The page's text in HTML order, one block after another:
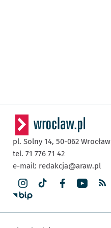
pl. Solny 14, 50-062 Wrocław
tel. 71 776 71 42
e-mail: redakcja@araw.pl